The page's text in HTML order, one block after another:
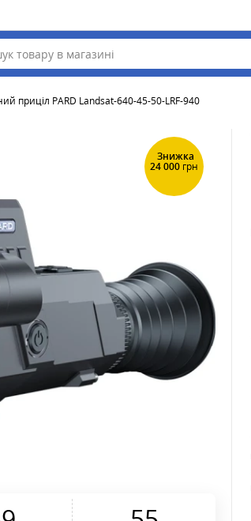
приціл PARD Landsat-640-45-50-LRF-940
Знижка
24 000 грн